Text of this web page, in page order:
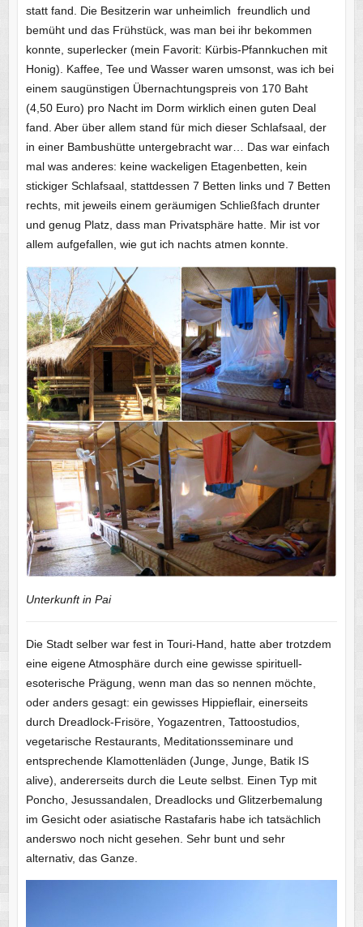
statt fand. Die Besitzerin war unheimlich freundlich und
bemüht und das Frühstück, was man bei ihr bekommen
konnte, superlecker (mein Favorit: Kürbis-Pfannkuchen mit
Honig). Kaffee, Tee und Wasser waren umsonst, was ich bei
einem saugünstigen Übernachtungspreis von 170 Baht
(4,50 Euro) pro Nacht im Dorm wirklich einen guten Deal
fand. Aber über allem stand für mich dieser Schlafsaal, der
in einer Bambushütte untergebracht war… Das war einfach
mal was anderes: keine wackeligen Etagenbetten, kein
stickiger Schlafsaal, stattdessen 7 Betten links und 7 Betten
rechts, mit jeweils einem geräumigen Schließfach drunter
und genug Platz, dass man Privatsphäre hatte. Mir ist vor
allem aufgefallen, wie gut ich nachts atmen konnte.
Unterkunft in Pai
Die Stadt selber war fest in Touri-Hand, hatte aber trotzdem
eine eigene Atmosphäre durch eine gewisse spirituell-
esoterische Prägung, wenn man das so nennen möchte,
oder anders gesagt: ein gewisses Hippieflair, einerseits
durch Dreadlock-Frisöre, Yogazentren, Tattoostudios,
vegetarische Restaurants, Meditationsseminare und
entsprechende Klamottenläden (Junge, Junge, Batik IS
alive), andererseits durch die Leute selbst. Einen Typ mit
Poncho, Jesussandalen, Dreadlocks und Glitzerbemalung
im Gesicht oder asiatische Rastafaris habe ich tatsächlich
anderswo noch nicht gesehen. Sehr bunt und sehr
alternativ, das Ganze.